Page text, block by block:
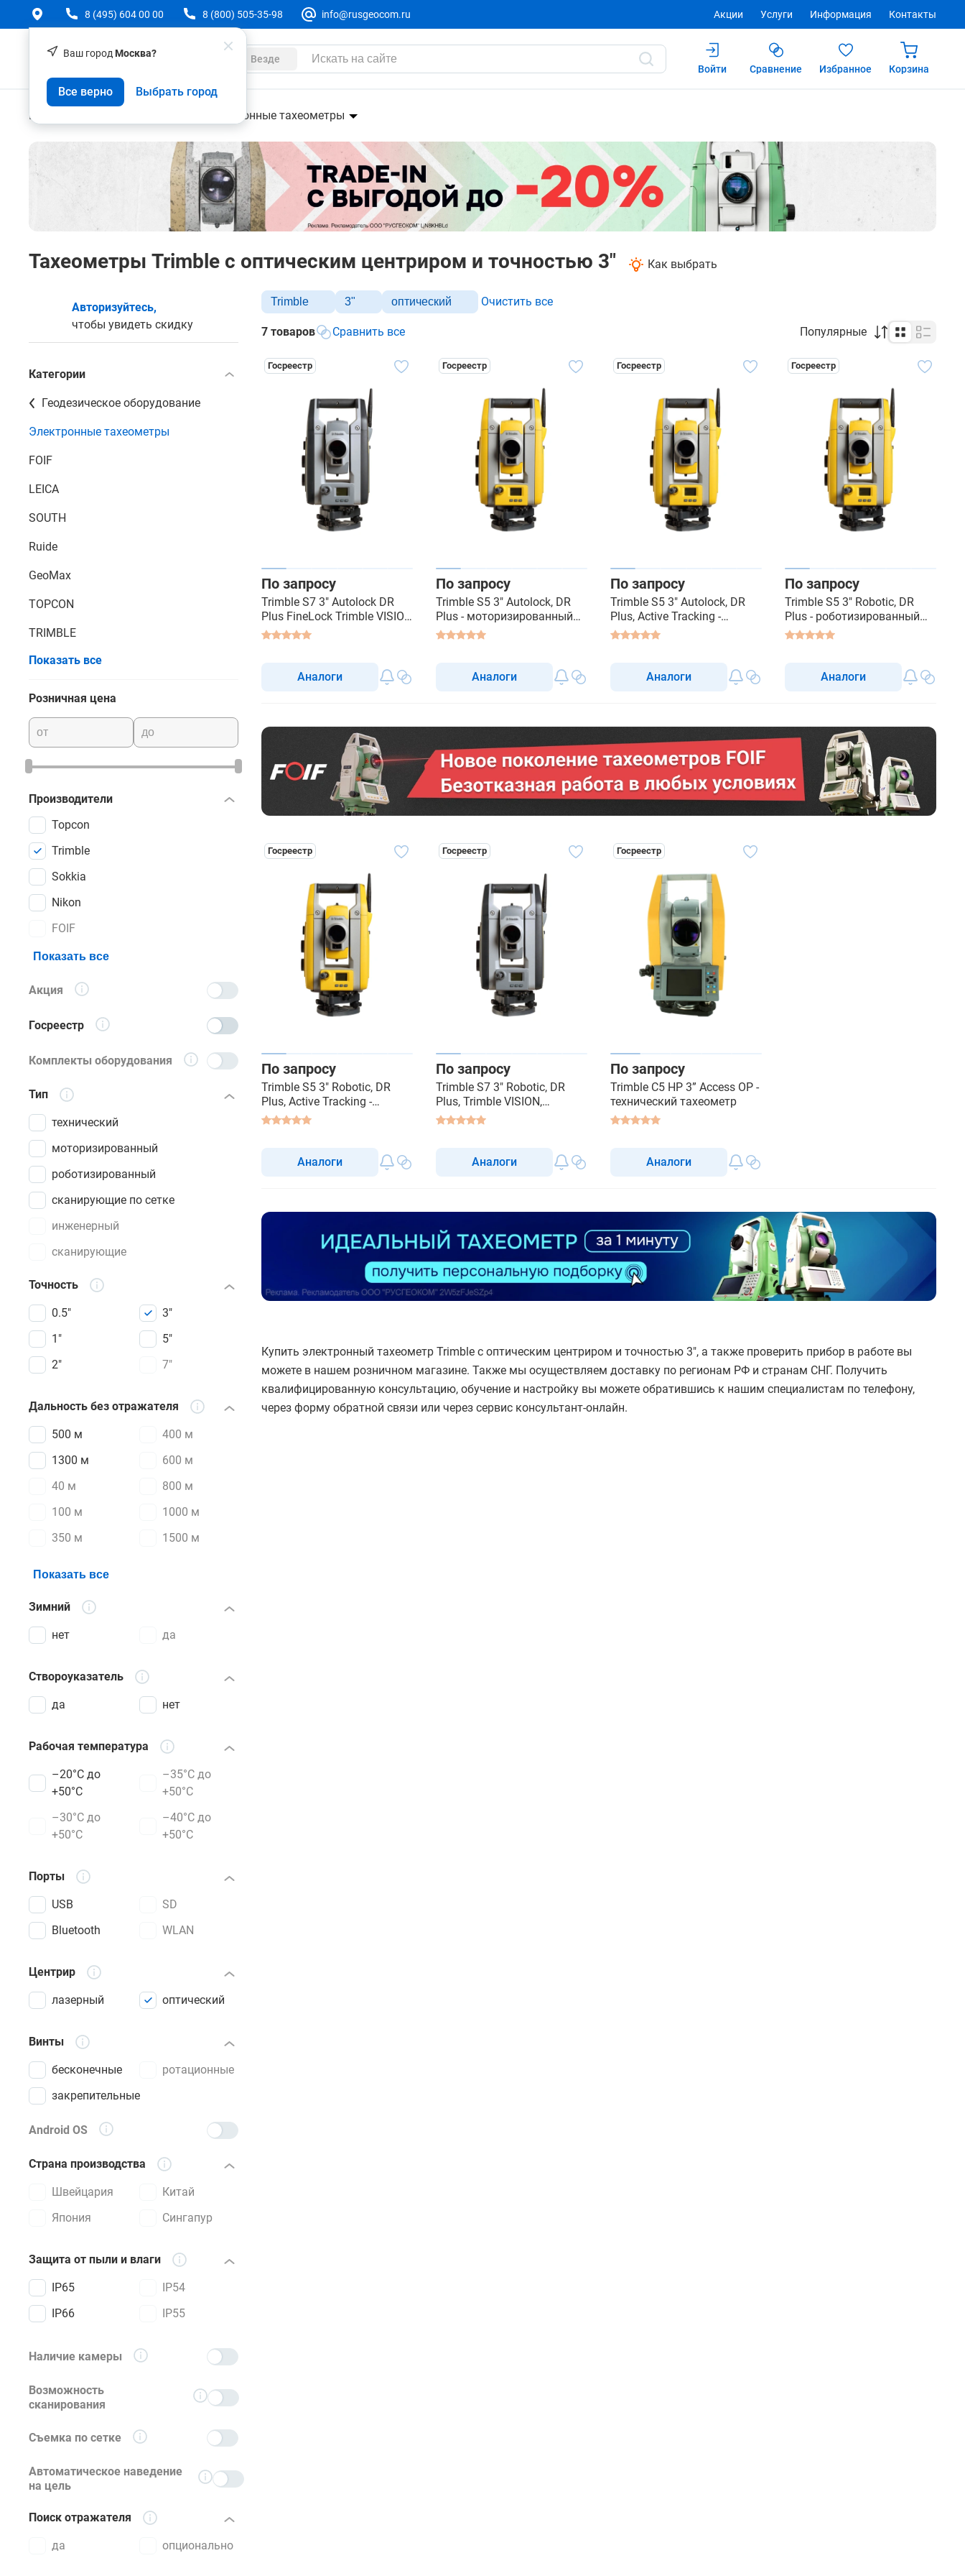
Ваш город Москва?
Все верно Выбрать город
8 (495) 604 00 00 8 (800) 505-35-98 info@rusgeocom.ru Акции Услуги Информация Контакты
Везде
Войти
Сравнение Избранное Корзина
Геодезическое оборудование Электронные тахеометры
Тахеометры Trimble с оптическим центриром и точностью 3" Как выбрать
Авторизуйтесь,
чтобы увидеть скидку
Категории
Геодезическое оборудование
Электронные тахеометры
FOIF
LEICA
SOUTH
Ruide
GeoMax
TOPCON
TRIMBLE
Показать все
Розничная цена
Производители
Topcon
Trimble
Sokkia
Nikon
FOIF
Показать все
Акция
Госреестр
Комплекты оборудования
Тип
технический
моторизированный
роботизированный
сканирующие по сетке
инженерный
сканирующие
Точность
0.5"
1"
2"
3"
5"
7"
Дальность без отражателя
500 м
1300 м
40 м
100 м
350 м
400 м
600 м
800 м
1000 м
1500 м
Показать все
Зимний
нет да
Створоуказатель
да нет
Рабочая температура
–20°C до
+50°C
–30°C до
+50°C
–35°C до
+50°C
–40°C до
+50°C
Порты
USB
Bluetooth
SD
WLAN
Центрир
лазерный оптический
Винты
бесконечные
закрепительные
ротационные
Android OS
Страна производства
Швейцария
Япония
Китай
Сингапур
Защита от пыли и влаги
IP65
IP66
IP54
IP55
Наличие камеры
Возможность
сканирования
Съемка по сетке
Автоматическое наведение
на цель
Поиск отражателя
да опционально
Trimble 3" оптический Очистить все
7 товаров Сравнить все Популярные
Госреестр
По запросу
Trimble S7 3" Autolock DR
Plus FineLock Trimble VISION
- моторизированный
Аналоги
Госреестр
По запросу
Trimble S5 3" Autolock, DR
Plus - моторизированный
тахеометр
Аналоги
Госреестр
По запросу
Trimble S5 3" Autolock, DR
Plus, Active Tracking -
моторизированный
Аналоги
Госреестр
По запросу
Trimble S5 3" Robotic, DR
Plus - роботизированный
тахеометр
Аналоги
Госреестр
По запросу
Trimble S5 3" Robotic, DR
Plus, Active Tracking -
роботизированный
Аналоги
Госреестр
По запросу
Trimble S7 3" Robotic, DR
Plus, Trimble VISION,
FineLock, Scanning Capable -
Аналоги
Госреестр
По запросу
Trimble C5 HP 3” Access OP -
технический тахеометр
Аналоги
Купить электронный тахеометр Trimble с оптическим центриром и точностью 3", а также проверить прибор в работе вы
можете в нашем розничном магазине. Также мы осуществляем доставку по регионам РФ и странам СНГ. Получить
квалифицированную консультацию, обучение и настройку вы можете обратившись к нашим специалистам по телефону,
через форму обратной связи или через сервис консультант-онлайн.